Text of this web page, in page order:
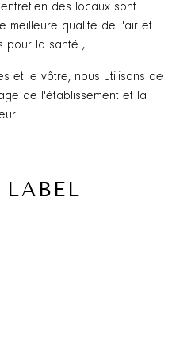
des locaux sont
meilleure qualité de l'air et
pour la santé ;
et le vôtre, nous utilisons de
de l'établissement et la
LABEL